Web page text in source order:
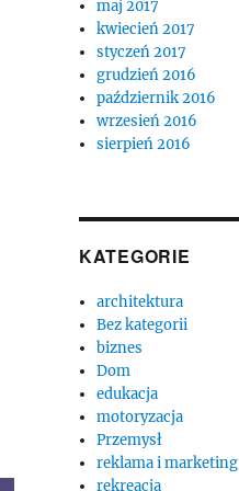
maj 2017
kwiecień 2017
styczeń 2017
grudzień 2016
październik 2016
wrzesień 2016
sierpień 2016
KATEGORIE
architektura
Bez kategorii
biznes
Dom
edukacja
motoryzacja
Przemysł
reklama i marketing
rekreacja